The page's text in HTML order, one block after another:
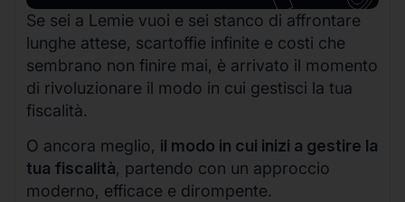
Se sei a Lemie vuoi e sei stanco di affrontare
lunghe attese, scartoffie infinite e costi che
sembrano non finire mai, è arrivato il momento
di rivoluzionare il modo in cui gestisci la tua
fiscalità.
O ancora meglio, il modo in cui inizi a gestire la
tua fiscalità, partendo con un approccio
moderno, efficace e dirompente.